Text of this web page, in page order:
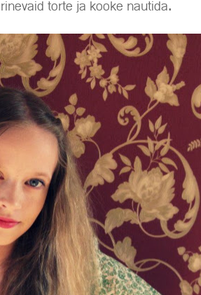
torte ja kooke nautida.